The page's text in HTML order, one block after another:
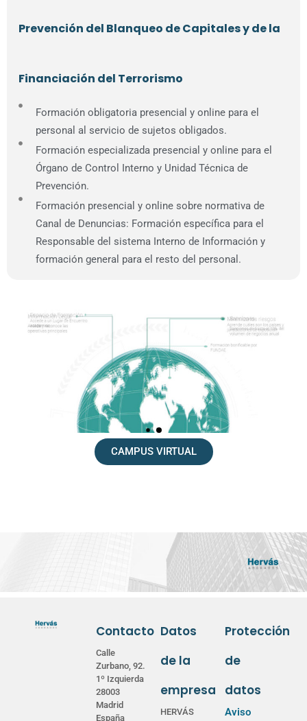
Prevención del Blanqueo de Capitales y de la
Financiación del Terrorismo
Formación obligatoria presencial y online para el
personal al servicio de sujetos obligados.
Formación especializada presencial y online para el
Órgano de Control Interno y Unidad Técnica de
Prevención.
Formación presencial y online sobre normativa de
Canal de Denuncias: Formación específica para el
Responsable del sistema Interno de Información y
formación general para el resto del personal.
CAMPUS VIRTUAL
Contacto
Calle
Zurbano, 92.
1º Izquierda
28003
Madrid
España
Datos
de la
empresa
HERVÁS
Protección
de
datos
Aviso